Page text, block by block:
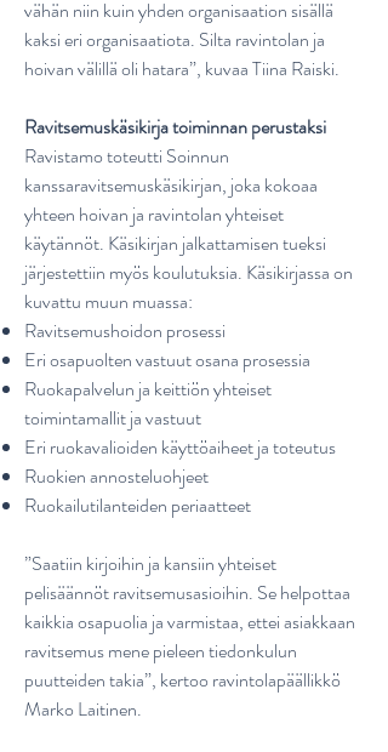
vähän niin kuin yhden organisaation sisällä
kaksi eri organisaatiota. Silta ravintolan ja
hoivan välillä oli hatara”, kuvaa Tiina Raiski.
Ravitsemuskäsikirja toiminnan perustaksi
Ravistamo toteutti Soinnun
kanssaravitsemuskäsikirjan, joka kokoaa
yhteen hoivan ja ravintolan yhteiset
käytännöt. Käsikirjan jalkattamisen tueksi
järjestettiin myös koulutuksia. Käsikirjassa on
kuvattu muun muassa:
Ravitsemushoidon prosessi
Eri osapuolten vastuut osana prosessia
Ruokapalvelun ja keittiön yhteiset
toimintamallit ja vastuut
Eri ruokavalioiden käyttöaiheet ja toteutus
Ruokien annosteluohjeet
Ruokailutilanteiden periaatteet
”Saatiin kirjoihin ja kansiin yhteiset
pelisäännöt ravitsemusasioihin. Se helpottaa
kaikkia osapuolia ja varmistaa, ettei asiakkaan
ravitsemus mene pieleen tiedonkulun
puutteiden takia”, kertoo ravintolapäällikkö
Marko Laitinen.